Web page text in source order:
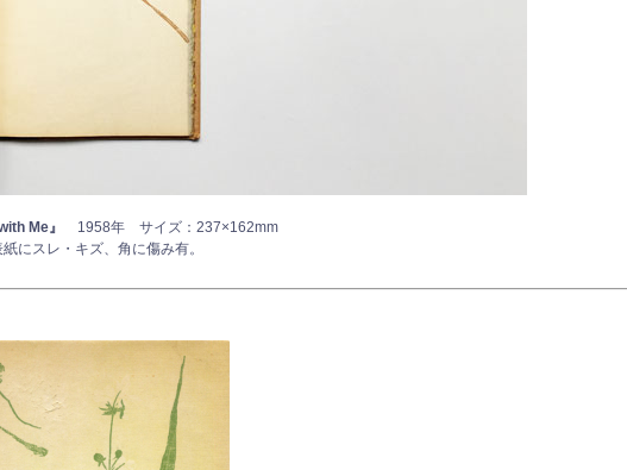
Me』
1958年 サイズ：237×162mm
にスレ・キズ、角に傷み有。